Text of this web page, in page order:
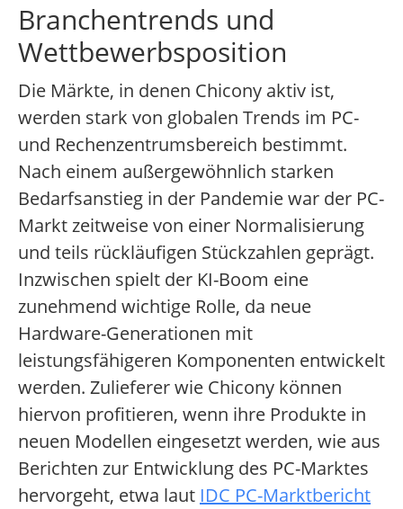
Branchentrends und
Wettbewerbsposition
Die Märkte, in denen Chicony aktiv ist,
werden stark von globalen Trends im PC-
und Rechenzentrumsbereich bestimmt.
Nach einem außergewöhnlich starken
Bedarfsanstieg in der Pandemie war der PC-
Markt zeitweise von einer Normalisierung
und teils rückläufigen Stückzahlen geprägt.
Inzwischen spielt der KI-Boom eine
zunehmend wichtige Rolle, da neue
Hardware-Generationen mit
leistungsfähigeren Komponenten entwickelt
werden. Zulieferer wie Chicony können
hiervon profitieren, wenn ihre Produkte in
neuen Modellen eingesetzt werden, wie aus
Berichten zur Entwicklung des PC-Marktes
hervorgeht, etwa laut IDC PC-Marktbericht